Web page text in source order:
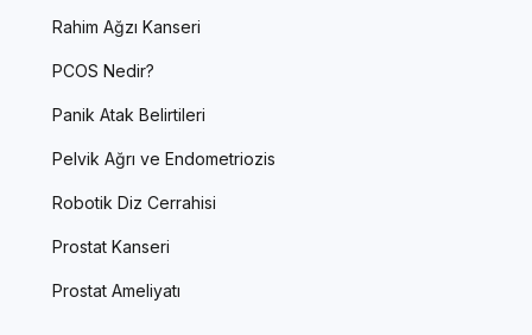
Rahim Ağzı Kanseri
PCOS Nedir?
Panik Atak Belirtileri
Pelvik Ağrı ve Endometriozis
Robotik Diz Cerrahisi
Prostat Kanseri
Prostat Ameliyatı